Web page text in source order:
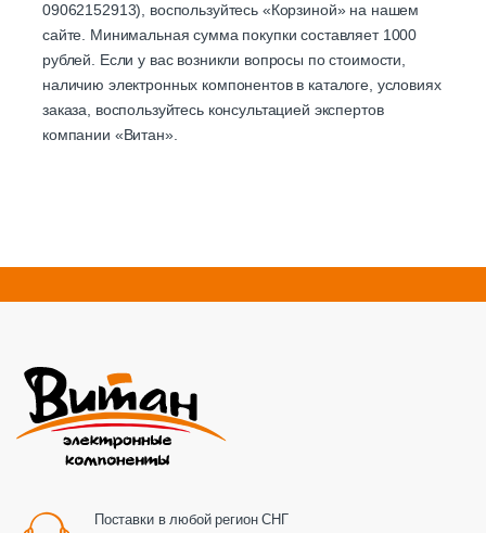
09062152913), воспользуйтесь «Корзиной» на нашем
сайте. Минимальная сумма покупки составляет 1000
рублей. Если у вас возникли вопросы по стоимости,
наличию электронных компонентов в каталоге, условиях
заказа, воспользуйтесь консультацией экспертов
компании «Витан».
Поставки в любой регион СНГ